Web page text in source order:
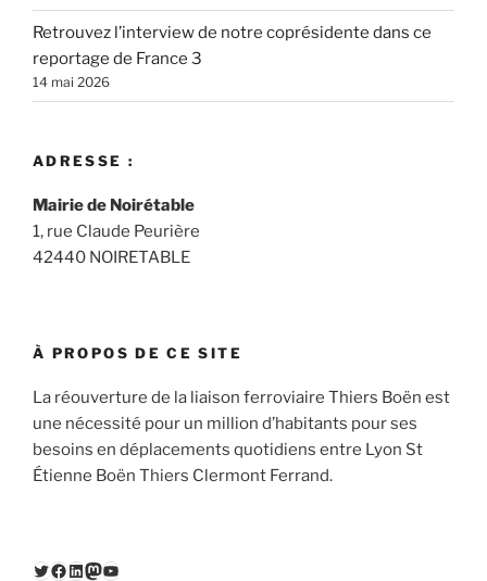
Retrouvez l’interview de notre coprésidente dans ce
reportage de France 3
14 mai 2026
ADRESSE :
Mairie de Noirétable
1, rue Claude Peurière
42440 NOIRETABLE
À PROPOS DE CE SITE
La réouverture de la liaison ferroviaire Thiers Boën est
une nécessité pour un million d’habitants pour ses
besoins en déplacements quotidiens entre Lyon St
Étienne Boën Thiers Clermont Ferrand.
Twitter
Facebook
LinkedIn
Mastodon
YouTube